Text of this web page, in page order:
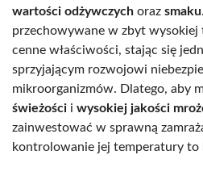
wartości odżywczych oraz smaku
przechowywane w zbyt
cenne właściwości, stając się
sprzyjającym rozwojowi
mikroorganizmów. Dlatego, aby
świeżości i wysokiej jakości
zainwestować w sprawną
kontrolowanie jej temperatury to